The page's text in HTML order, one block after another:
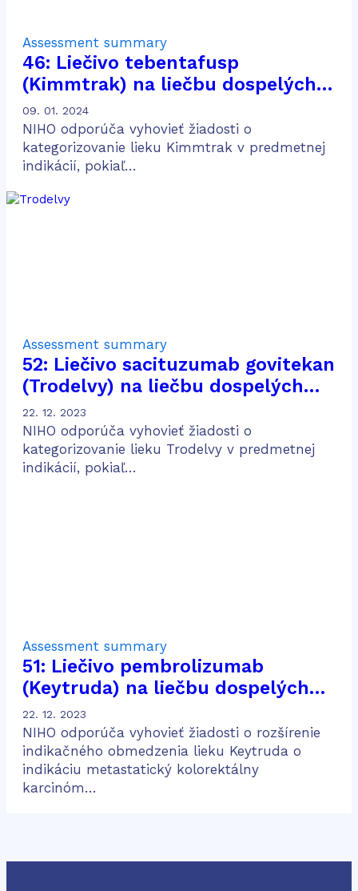
Assessment summary
46: Liečivo tebentafusp
(Kimmtrak) na liečbu dospelých
pacientov s neresekovateľným
alebo metastatickým uveálnym
melanómom
09. 01. 2024
NIHO odporúča vyhovieť žiadosti o
kategorizovanie lieku Kimmtrak v predmetnej
indikácií, pokiaľ…
Assessment summary
52: Liečivo sacituzumab govitekan
(Trodelvy) na liečbu dospelých
pacientov s pokročilým trojito
negatívnym karcinómom prsníka,
ktorí podstúpili dve alebo viac
systémových terapií
22. 12. 2023
NIHO odporúča vyhovieť žiadosti o
kategorizovanie lieku Trodelvy v predmetnej
indikácií, pokiaľ…
Assessment summary
51: Liečivo pembrolizumab
(Keytruda) na liečbu dospelých
pacientov s metastatickým
kolorektálnym karcinómom
22. 12. 2023
NIHO odporúča vyhovieť žiadosti o rozšírenie
indikačného obmedzenia lieku Keytruda o
indikáciu metastatický kolorektálny
karcinóm…